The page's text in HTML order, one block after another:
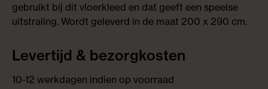
gebruikt bij dit vloerkleed en dat geeft een speelse
uitstraling. Wordt geleverd in de maat 200 x 290 cm.
Levertijd & bezorgkosten
10-12 werkdagen indien op voorraad